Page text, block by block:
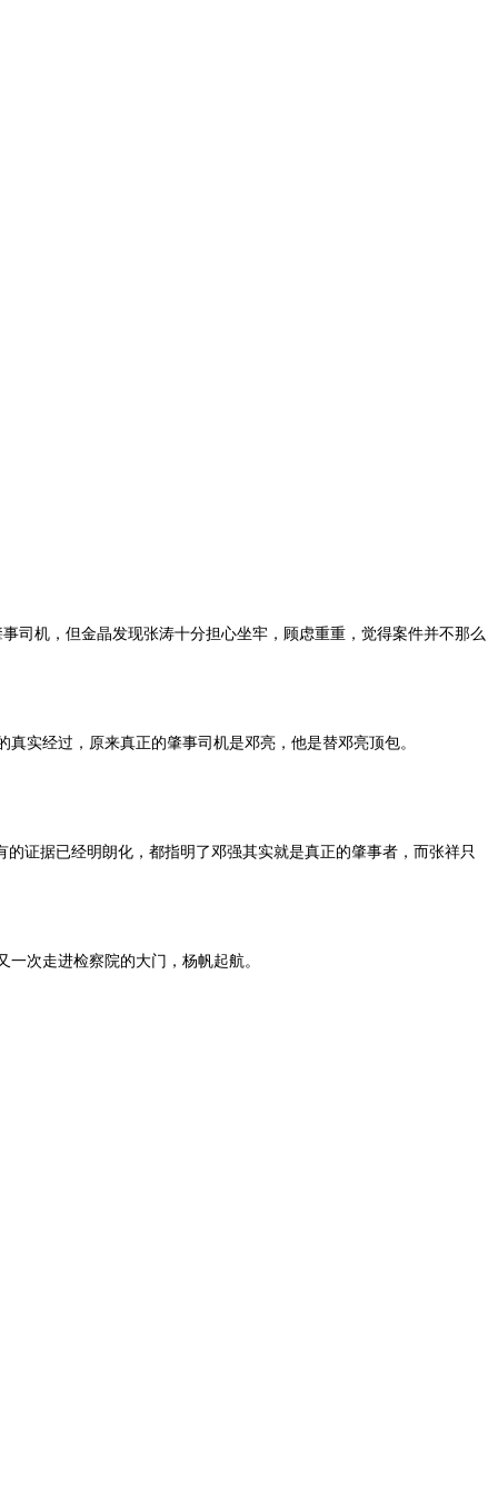
司机，但金晶发现张涛十分担心坐牢，顾虑重重，觉得案件并不那么
实经过，原来真正的肇事司机是邓亮，他是替邓亮顶包。
证据已经明朗化，都指明了邓强其实就是真正的肇事者，而张祥只
次走进检察院的大门，杨帆起航。